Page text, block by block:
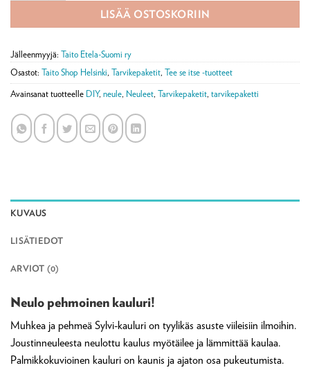
LISÄÄ OSTOSKORIIN
Jälleenmyyjä: Taito Etela-Suomi ry
Osastot: Taito Shop Helsinki, Tarvikepaketit, Tee se itse -tuotteet
Avainsanat tuotteelle DIY, neule, Neuleet, Tarvikepaketit, tarvikepaketti
KUVAUS
LISÄTIEDOT
ARVIOT (0)
Neulo pehmoinen kauluri!
Muhkea ja pehmeä Sylvi-kauluri on tyylikäs asuste viileisiin ilmoihin.
Joustinneuleesta neulottu kaulus myötäilee ja lämmittää kaulaa.
Palmikkokuvioinen kauluri on kaunis ja ajaton osa pukeutumista.